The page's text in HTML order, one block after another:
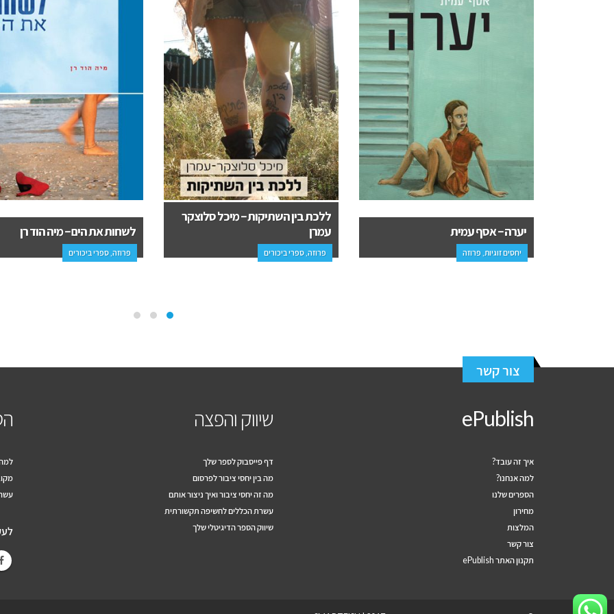
ללכת בין השתיקות – מיכל סלוצקר
עמרן
פרוזה, ספרי ביכורים
לשחות את הים – מיה הוד רן
פרוזה, ספרי ביכורים
מעל לחוק – דניאל אלישע
פרוזה, מתח ופעולה
צור קשר
ePublish
איך זה עובד?
למה אנחנו?
הספרים שלנו
מחירון
המלצות
צור קשר
תקנון האתר ePublish
שיווק והפצה
דף פייסבוק לספר שלך
מה בין יחסי ציבור לפרסום
מה זה יחסי ציבור ואיך ניצור אותם
עשרת הכללים לחשיפה תקשורתית
שיווק הספר הדיגיטלי שלך